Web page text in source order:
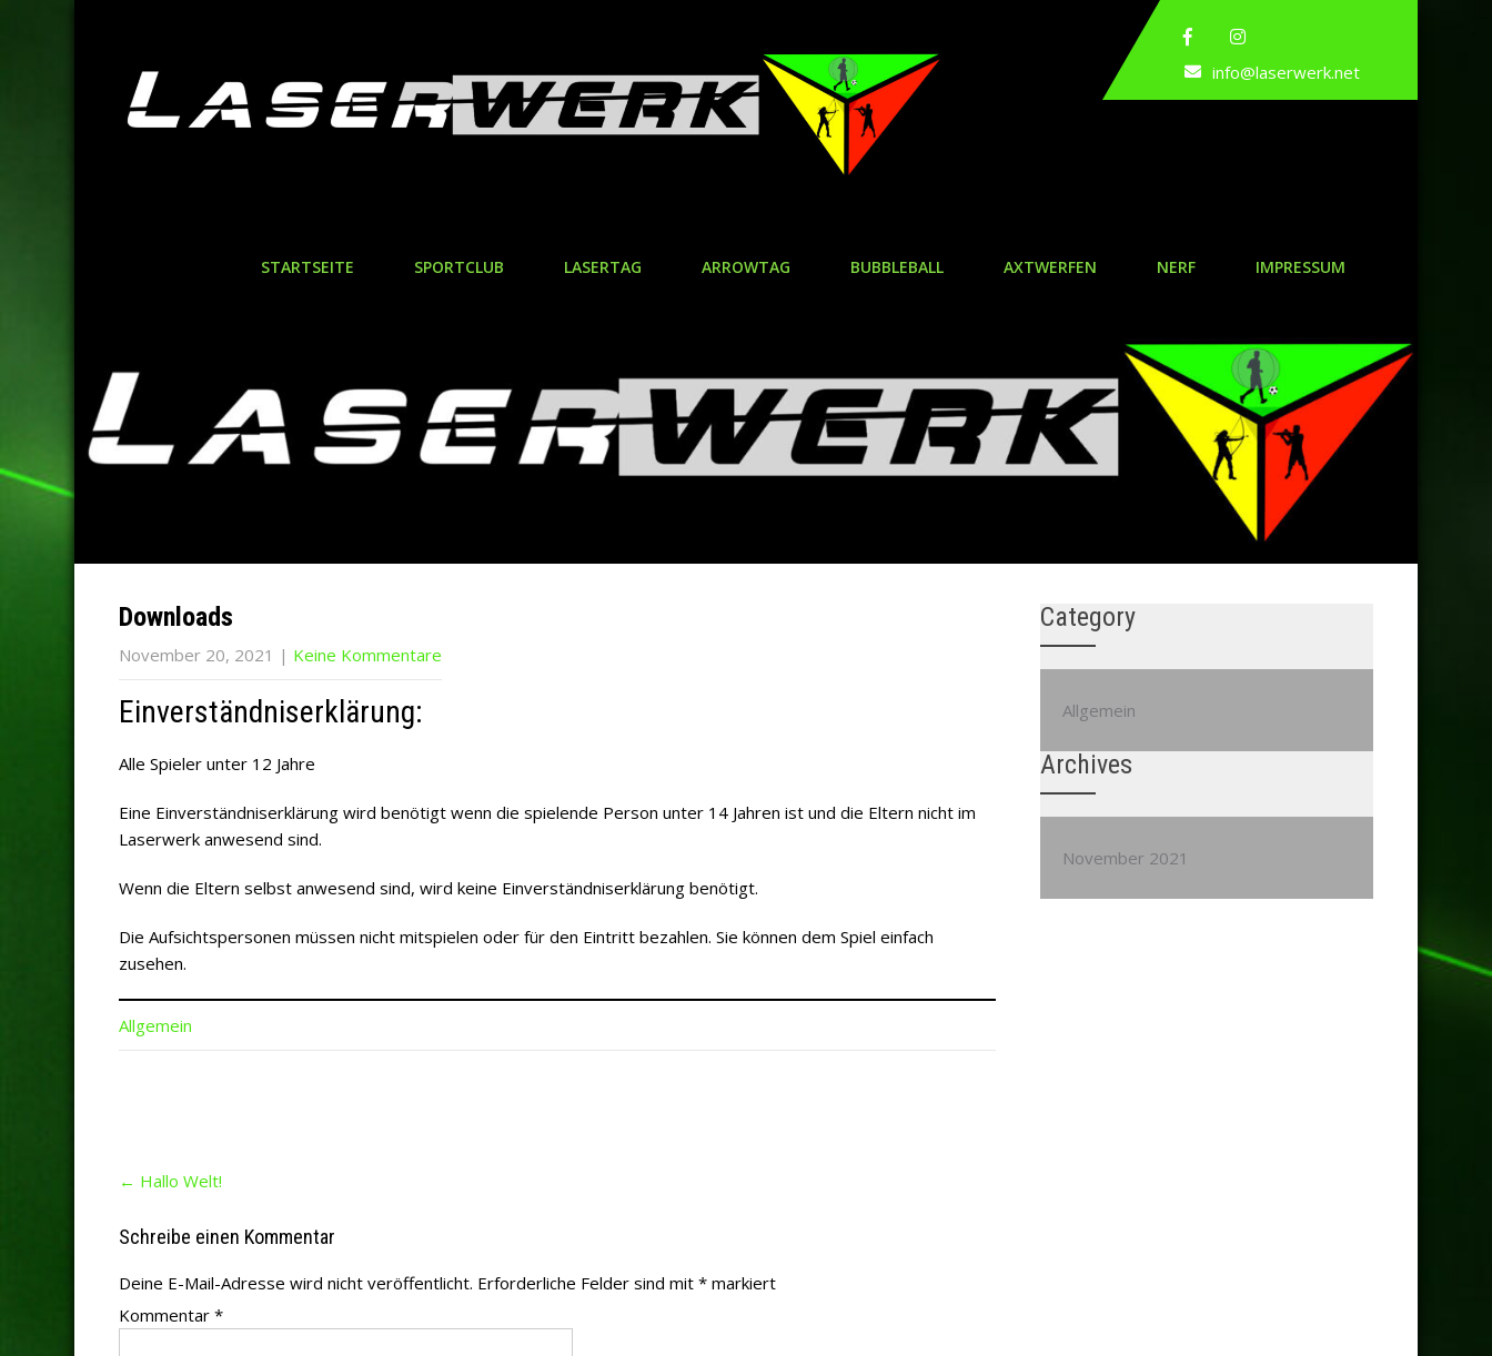
info@laserwerk.net
STARTSEITE SPORTCLUB LASERTAG ARROWTAG BUBBLEBALL AXTWERFEN NERF IMPRESSUM
Downloads
November 20, 2021 | Keine Kommentare
Einverständniserklärung:
Alle Spieler unter 12 Jahre
Eine Einverständniserklärung wird benötigt wenn die spielende Person unter 14 Jahren ist und die Eltern nicht im
Laserwerk anwesend sind.
Wenn die Eltern selbst anwesend sind, wird keine Einverständniserklärung benötigt.
Die Aufsichtspersonen müssen nicht mitspielen oder für den Eintritt bezahlen. Sie können dem Spiel einfach
zusehen.
Allgemein
navigation
← Hallo Welt!
Schreibe einen Kommentar
Deine E-Mail-Adresse wird nicht veröffentlicht. Erforderliche Felder sind mit * markiert
Kommentar *
Category
Allgemein
Archives
November 2021